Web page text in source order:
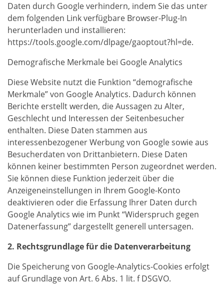
Daten durch Google verhindern, indem Sie das unter
dem folgenden Link verfügbare Browser-Plug-In
herunterladen und installieren:
https://tools.google.com/dlpage/gaoptout?hl=de.
Demografische Merkmale bei Google Analytics
Diese Website nutzt die Funktion “demografische
Merkmale” von Google Analytics. Dadurch können
Berichte erstellt werden, die Aussagen zu Alter,
Geschlecht und Interessen der Seitenbesucher
enthalten. Diese Daten stammen aus
interessenbezogener Werbung von Google sowie aus
Besucherdaten von Drittanbietern. Diese Daten
können keiner bestimmten Person zugeordnet werden.
Sie können diese Funktion jederzeit über die
Anzeigeneinstellungen in Ihrem Google-Konto
deaktivieren oder die Erfassung Ihrer Daten durch
Google Analytics wie im Punkt “Widerspruch gegen
Datenerfassung” dargestellt generell untersagen.
2. Rechtsgrundlage für die Datenverarbeitung
Die Speicherung von Google-Analytics-Cookies erfolgt
auf Grundlage von Art. 6 Abs. 1 lit. f DSGVO.